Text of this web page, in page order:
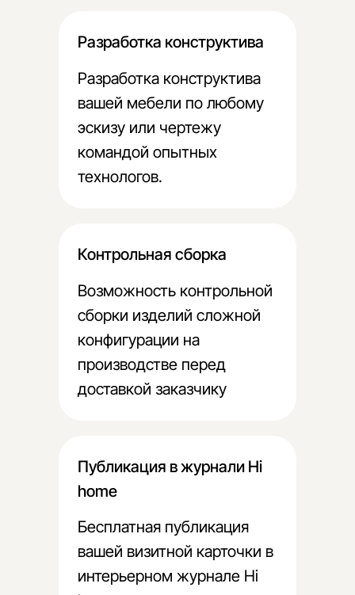
Возможность контрольной
сборки изделий сложной
конфигурации на
производстве перед
доставкой заказчику
Контрольная сборка
Разработка конструктива
вашей мебели по любому
эскизу или чертежу
командой опытных
технологов.
Разработка конструктива
Бесплатная публикация
вашей визитной карточки в
интерьерном журнале Hi
Публикация в журнали Hi
home
Осталисьвопросы?
Оставьте заявку и мы свяжемся с вами или